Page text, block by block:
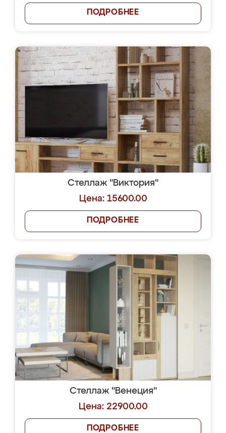
ПОДРОБНЕЕ
Стеллаж "Виктория"
Цена: 15600.00
ПОДРОБНЕЕ
Стеллаж "Венеция"
Цена: 22900.00
ПОДРОБНЕЕ